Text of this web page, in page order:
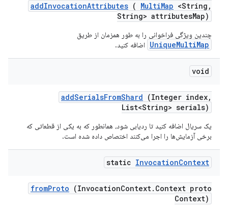
addInvocationAttributes ( MultiMap <String ,
String> attributesMap)
چندین ویژگی فراخوانی را به طور همزمان از طریق
UniqueMultiMap اضافه کنید.
void
addSerialsFromShard (Integer index,
List<String> serials)
یک سریال اضافه کنید تا ردیابی شود، همانطور که به یکی از قطعاتی که
برخی آزمایش‌ها را اجرا می‌کنند اختصاص داده شده است.
static InvocationContext
fromProto (InvocationContext. Context proto
Context)